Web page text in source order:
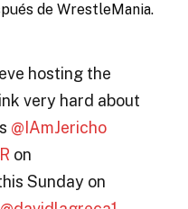
de WrestleMania.
hosting the
very hard about
@IAmJericho
on
Sunday on